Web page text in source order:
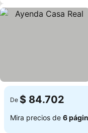
De $ 84.702
Mira precios de 6